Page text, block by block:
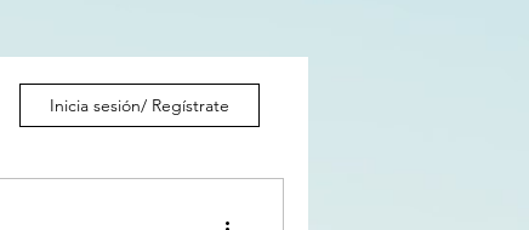
Inicia sesión/ Regístrate